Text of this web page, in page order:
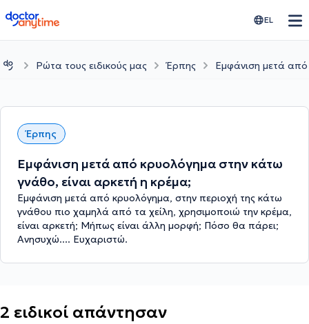
doctoranytime EL
Ρώτα τους ειδικούς μας Έρπης Εμφάνιση μετά
Έρπης
Εμφάνιση μετά από κρυολόγημα στην κάτω
γνάθο, είναι αρκετή η κρέμα;
Εμφάνιση μετά από κρυολόγημα, στην περιοχή της κάτω
γνάθου πιο χαμηλά από τα χείλη, χρησιμοποιώ την κρέμα,
είναι αρκετή; Μήπως είναι άλλη μορφή; Πόσο θα πάρει;
Ανησυχώ.... Ευχαριστώ.
2 ειδικοί απάντησαν